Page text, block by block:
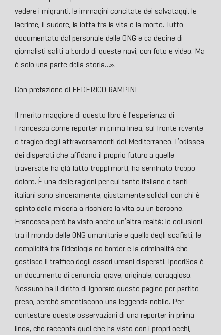
vedere i migranti, le immagini concitate dei salvataggi, le
lacrime, il sudore, la lotta tra la vita e la morte. Tutto
documentato dal personale delle ONG e da decine di
giornalisti saliti a bordo di queste navi, con foto e video. Ma
è solo una parte della storia…».
Con prefazione di FEDERICO RAMPINI
Il merito maggiore di questo libro è l’esperienza di
Francesca come reporter in prima linea, sul fronte rovente
e tragico degli attraversamenti del Mediterraneo. L’odissea
dei disperati che affidano il proprio futuro a quelle
traversate ha già fatto troppi morti, ha seminato troppo
dolore. È una delle ragioni per cui tante italiane e tanti
italiani sono sinceramente, giustamente solidali con chi è
spinto dalla miseria a rischiare la vita su un barcone.
Francesca però ha visto anche un’altra realtà: le collusioni
tra il mondo delle ONG umanitarie e quello degli scafisti, le
complicità tra l’ideologia no border e la criminalità che
gestisce il traffico degli esseri umani disperati. IpocriSea è
un documento di denuncia: grave, originale, coraggioso.
Nessuno ha il diritto di ignorare queste pagine per partito
preso, perché smentiscono una leggenda nobile. Per
contestare queste osservazioni di una reporter in prima
linea, che racconta quel che ha visto con i propri occhi,